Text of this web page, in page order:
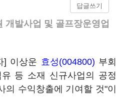
답글쓰기
개발사업 및 골프장운영업
] 이상운 효성(004800) 부회
등 소재 신규사업의 공정
의 수익창출에 기여할 것"이